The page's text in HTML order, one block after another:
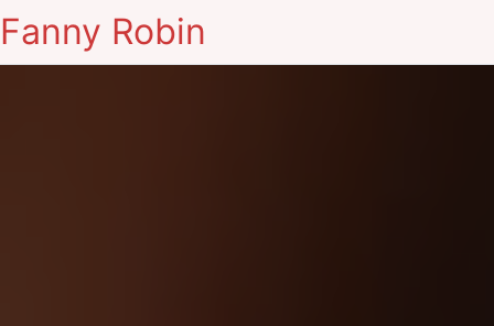
Fanny Robin